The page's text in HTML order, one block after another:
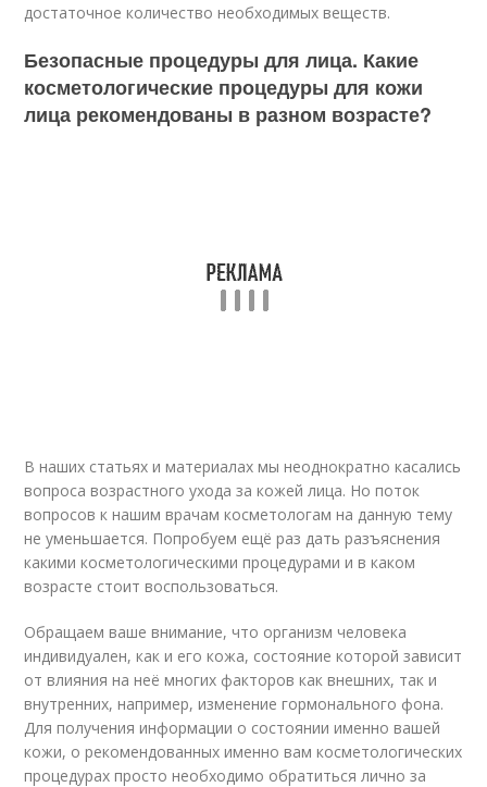
достаточное количество необходимых веществ.
Безопасные процедуры для лица. Какие
косметологические процедуры для кожи
лица рекомендованы в разном возрасте?
В наших статьях и материалах мы неоднократно касались
вопроса возрастного ухода за кожей лица. Но поток
вопросов к нашим врачам косметологам на данную тему
не уменьшается. Попробуем ещё раз дать разъяснения
какими косметологическими процедурами и в каком
возрасте стоит воспользоваться.
Обращаем ваше внимание, что организм человека
индивидуален, как и его кожа, состояние которой зависит
от влияния на неё многих факторов как внешних, так и
внутренних, например, изменение гормонального фона.
Для получения информации о состоянии именно вашей
кожи, о рекомендованных именно вам косметологических
процедурах просто необходимо обратиться лично за